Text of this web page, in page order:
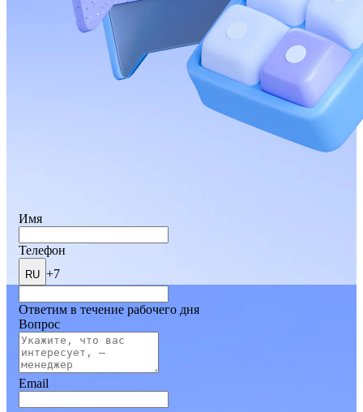
Имя
Телефон
RU +7
Ответим в течение рабочего дня
Вопрос
Email